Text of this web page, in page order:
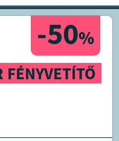
-50%
FÉNYVETÍTŐ